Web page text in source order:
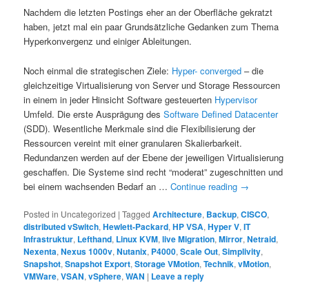
Nachdem die letzten Postings eher an der Oberfläche gekratzt
haben, jetzt mal ein paar Grundsätzliche Gedanken zum Thema
Hyperkonvergenz und einiger Ableitungen.
Noch einmal die strategischen Ziele: Hyper- converged – die
gleichzeitige Virtualisierung von Server und Storage Ressourcen
in einem in jeder Hinsicht Software gesteuerten Hypervisor
Umfeld. Die erste Ausprägung desSoftware Defined Datacenter
(SDD). Wesentliche Merkmale sind die Flexibilisierung der
Ressourcen vereint mit einer granularen Skalierbarkeit.
Redundanzen werden auf der Ebene der jeweiligen Virtualisierung
geschaffen. Die Systeme sind recht “moderat” zugeschnitten und
bei einem wachsenden Bedarf an …Continue reading →
Posted in Uncategorized |Tagged Architecture, Backup,CISCO,
distributed vSwitch,Hewlett-Packard,HP VSA,Hyper V,IT
Infrastruktur, Lefthand, Linux KVM,live Migration,Mirror,Netraid,
Nexenta,Nexus 1000v,Nutanix, P4000,Scale Out,Simplivity,
Snapshot,Snapshot Export,Storage VMotion,Technik,vMotion,
VMWare,VSAN,vSphere,WAN | Leave a reply